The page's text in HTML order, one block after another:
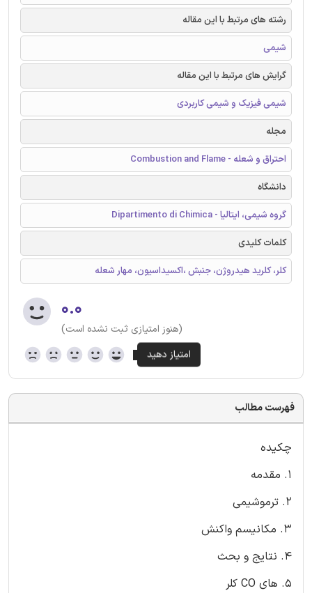
رشته های مرتبط با این مقاله
شیمی
گرایش های مرتبط با این مقاله
شیمی فیزیک و شیمی کاربردی
مجله
احتراق و شعله - Combustion and Flame
دانشگاه
گروه شیمی، ایتالیا - Dipartimento di Chimica
کلمات کلیدی
کلر، کلرید هیدروژن، جنبش ،اکسیداسیون، مهار شعله
۰.۰
(هنوز امتیازی ثبت نشده است)
فهرست مطالب
چکیده
1. مقدمه
2. ترموشیمی
3. مکانیسم واکنش
4. نتایج و بحث
5. های CO کلر